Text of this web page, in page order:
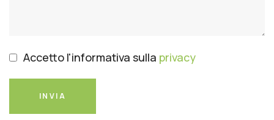
Accetto l'informativa sulla privacy
INVIA